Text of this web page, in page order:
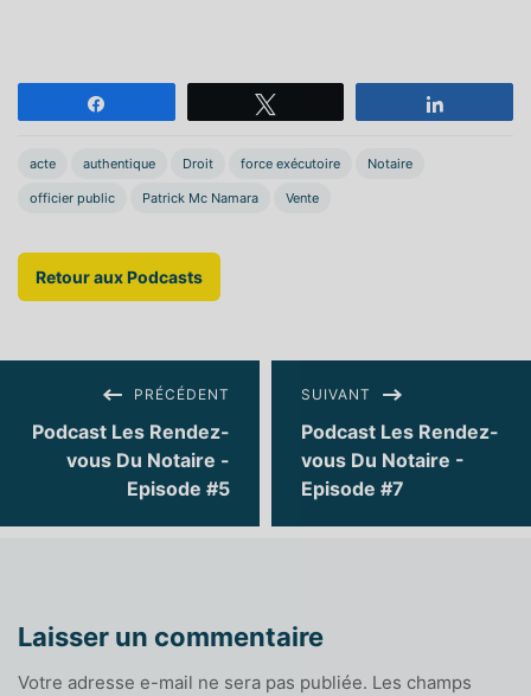
acte authentique Droit force exécutoire Notaire
officier public Patrick Mc Namara Vente
Retour aux Podcasts
PRÉCÉDENT
Podcast Les Rendez-
vous Du Notaire -
Episode #5
SUIVANT
Podcast Les Rendez-
vous Du Notaire -
Episode #7
Laisser un commentaire
Votre adresse e-mail ne sera pas publiée. Les champs